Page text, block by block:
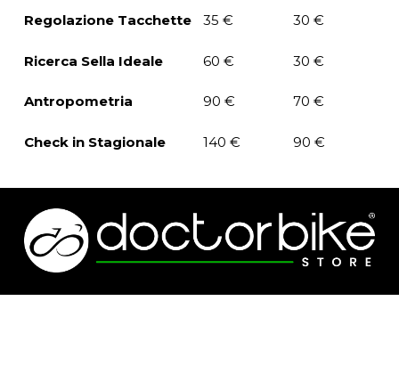
Regolazione Tacchette 35 € 30 €
Ricerca Sella Ideale 60 € 30 €
Antropometria 90 € 70 €
Check in Stagionale 140 € 90 €